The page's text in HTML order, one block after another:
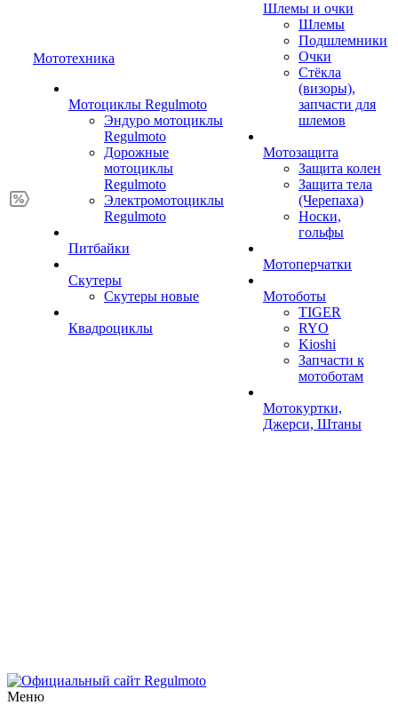
Мототехника
Мотоциклы Regulmoto
Эндуро мотоциклы
Regulmoto
Дорожные
мотоциклы
Regulmoto
Электромотоциклы
Regulmoto
Питбайки
Скутеры
Скутеры новые
Квадроциклы
Шлемы и очки
Шлемы
Подшлемники
Очки
Стёкла
(визоры),
запчасти для
шлемов
Мотозащита
Защита колен
Защита тела
(Черепаха)
Носки,
гольфы
Мотоперчатки
Мотоботы
TIGER
RYO
Kioshi
Запчасти к
мотоботам
Мотокуртки,
Джерси, Штаны
Меню